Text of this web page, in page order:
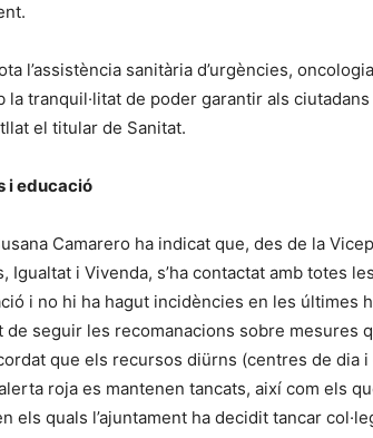
l’assistència sanitària d’urgències,
la tranquil·litat de poder garantir als
el titular de Sanitat.
i educació
Camarero ha indicat que, des de la
Igualtat i Vivenda, s’ha contactat amb totes
i no hi ha hagut incidències en les últimes
de seguir les recomanacions sobre mesures
que els recursos diürns (centres de dia
roja es mantenen tancats, així com els
els quals l’ajuntament ha decidit tancar